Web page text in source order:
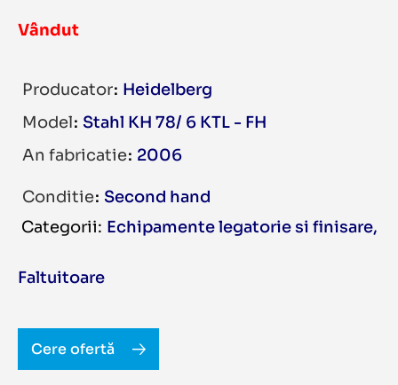
Vândut
Producator Heidelberg
Model Stahl KH 78/ 6 KTL - FH
An fabricatie 2006
Conditie Second hand
Echipamente legatorie si finisare
Faltuitoare
Cere ofertă